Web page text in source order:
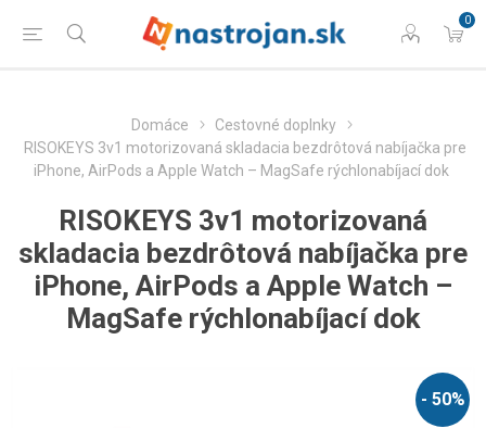
0
Domáce
Cestovné doplnky
RISOKEYS 3v1 motorizovaná skladacia bezdrôtová nabíjačka pre
iPhone, AirPods a Apple Watch – MagSafe rýchlonabíjací dok
RISOKEYS 3v1 motorizovaná
skladacia bezdrôtová nabíjačka pre
iPhone, AirPods a Apple Watch –
MagSafe rýchlonabíjací dok
- 50%